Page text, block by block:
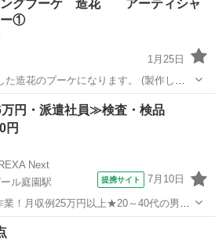
ングブーケ 造花 アーティシャ
ー①
1月25日
た造花のブーケになります。 (製作して
して
ティークぽい、レトロな淡い感じとオー
冠婚葬祭 造花
円・派遣社員≫検査・検品
円
Next
ル庭園駅
提携サイト 7月10日
業！月収例25万円以上★20～40代の男女
なので1年中快適作業◎マイカー通勤OK
《北海道恵庭市》 人気の工場の
ビール庭園駅